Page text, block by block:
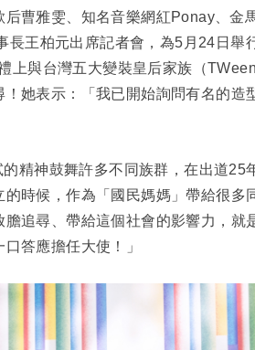
曹雅雯、知名音樂網紅Ponay、金
王柏元出席記者會，為5月24日舉
與台灣五大變裝皇后家族（
她表示：「我已開始詢問有名的造
精神鼓舞許多不同族群，在出道25
時候，作為「國民媽媽」帶給很多
追尋、帶給這個社會的影響力，就
答應擔任大使！」